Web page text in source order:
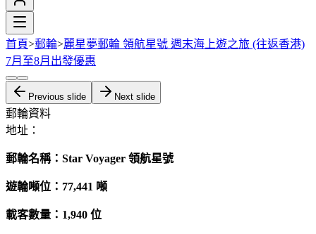
首頁>郵輪>麗星夢郵輪 領航星號 週末海上遊之旅 (往返香港)
7月至8月出發優惠
Previous slide Next slide
郵輪資料
地址：
郵輪名稱：Star Voyager 領航星號
遊輪噸位：77,441 噸
載客數量：1,940 位